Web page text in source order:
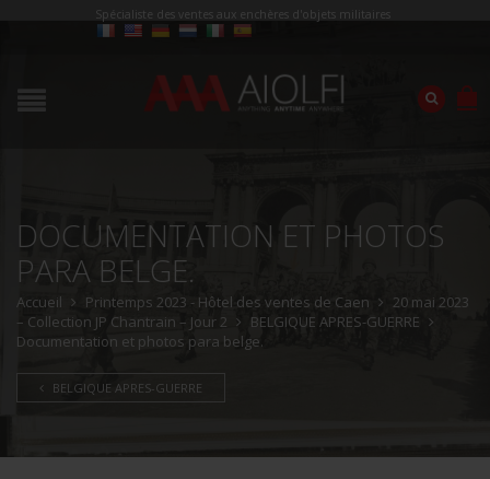
Spécialiste des ventes aux enchères d'objets militaires
DOCUMENTATION ET PHOTOS
PARA BELGE.
Accueil Printemps 2023 - Hôtel des ventes de Caen
20 mai 2023
– Collection JP Chantrain – Jour 2
BELGIQUE APRES-GUERRE
Documentation et photos para belge.
BELGIQUE APRES-GUERRE